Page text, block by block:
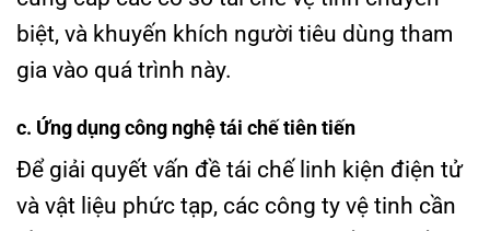
biệt, và khuyến khích người tiêu dùng tham
gia vào quá trình này.
c. Ứng dụng công nghệ tái chế tiên tiến
Để giải quyết vấn đề tái chế linh kiện điện tử
và vật liệu phức tạp, các công ty vệ tinh cần